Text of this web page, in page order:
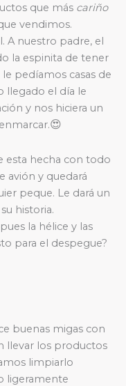
que más cariño
vendimos.
A nuestro padre, el
la espinita de tener
pedíamos casas de
llegado el día le
y nos hiciera un
😍
esta hecha con todo
avión y quedará
peque. Le dará un
historia.
la hélice y las
para el despegue?
buenas migas con
llevar los productos
limpiarlo
ligeramente